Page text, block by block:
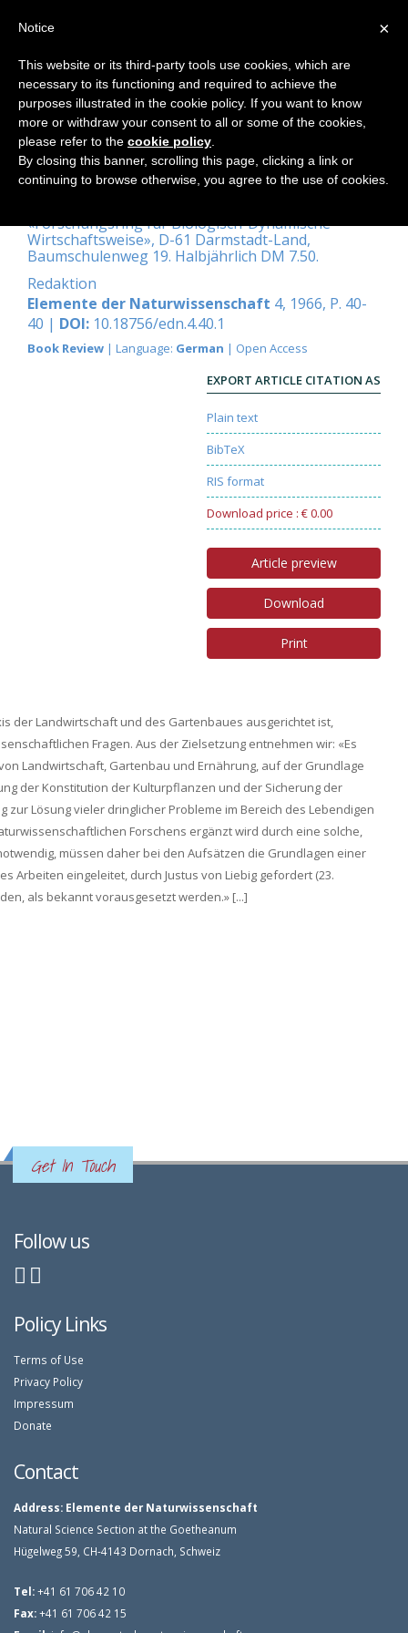
Lebendige Erde
«Forschungsring für Biologisch-Dynamische
Wirtschaftsweise», D-61 Darmstadt-Land,
Baumschulenweg 19. Halbjährlich DM 7.50.
Redaktion
Elemente der Naturwissenschaft 4, 1966, P. 40-
40 | DOI: 10.18756/edn.4.40.1
Book Review | Language: German | Open Access
EXPORT ARTICLE CITATION AS
Plain text
BibTeX
RIS format
Download price : € 0.00
Article preview
Download
Print
der Landwirtschaft und des Gartenbaues ausgerichtet ist,
Fragen. Aus der Zielsetzung entnehmen wir: «Es
Landwirtschaft, Gartenbau und Ernährung, auf der Grundlage
der Konstitution der Kulturpflanzen und der Sicherung der
Lösung vieler dringlicher Probleme im Bereich des Lebendigen
Forschens ergänzt wird durch eine solche,
müssen daher bei den Aufsätzen die Grundlagen einer
Arbeiten eingeleitet, durch Justus von Liebig gefordert (23.
als bekannt vorausgesetzt werden.» [...]
Get In Touch
Follow us
Policy Links
Terms of Use
Privacy Policy
Impressum
Donate
Contact
Address: Elemente der Naturwissenschaft
Natural Science Section at the Goetheanum
Hügelweg 59, CH-4143 Dornach, Schweiz
Tel:+41 61 706 42 10
Fax:+41 61 706 42 15
×
Notice
This website or its third-party tools use cookies, which are
necessary to its functioning and required to achieve the
purposes illustrated in the cookie policy. If you want to know
more or withdraw your consent to all or some of the cookies,
please refer to the cookie policy
By closing this banner, scrolling this page, clicking a link or
continuing to browse otherwise, you agree to the use of cookies.